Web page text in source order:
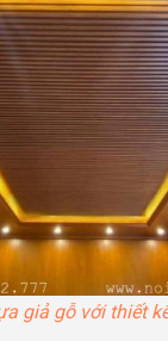
giả gỗ với thiết